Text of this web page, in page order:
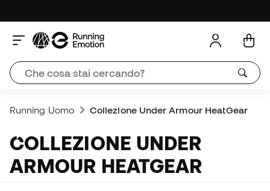
Running Uomo Collezione Under Armour HeatGear
COLLEZIONE UNDER
ARMOUR HEATGEAR